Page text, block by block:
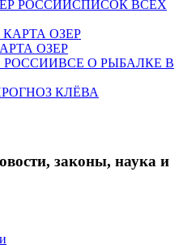
СПИСОК ВСЕХ
ОЗЕР
ВСЕ О РЫБАЛКЕ В
КЛЁВА
законы, наука и